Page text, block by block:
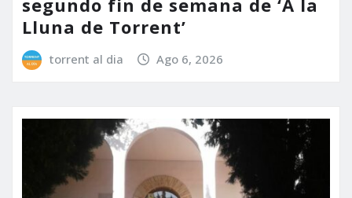
segundo fin de semana de ‘A la
Lluna de Torrent’
torrent al dia Ago 6, 2026